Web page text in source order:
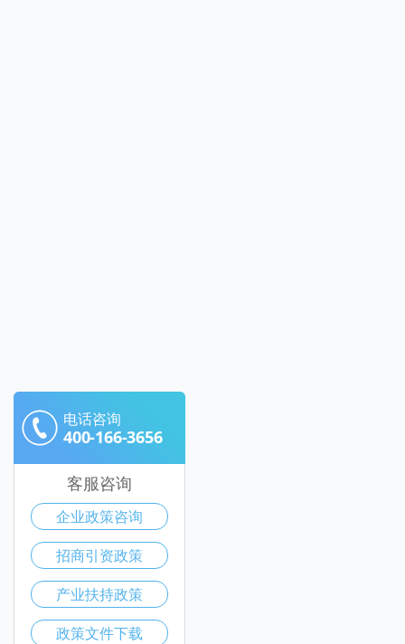
电话咨询
400-166-3656
客服咨询
企业政策咨询
招商引资政策
产业扶持政策
政策文件下载